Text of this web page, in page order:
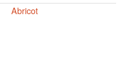
Abricot